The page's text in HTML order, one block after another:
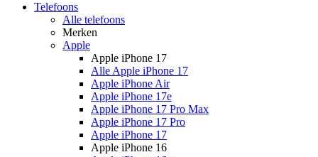
Telefoons
Alle telefoons
Merken
Apple
Apple iPhone 17
Alle Apple iPhone 17
Apple iPhone Air
Apple iPhone 17e
Apple iPhone 17 Pro Max
Apple iPhone 17 Pro
Apple iPhone 17
Apple iPhone 16